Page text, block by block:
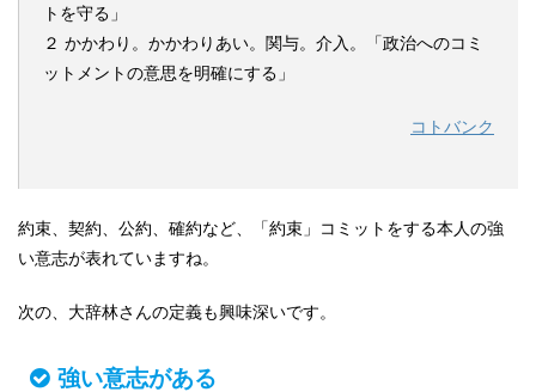
トを守る」
２ かかわり。かかわりあい。関与。介入。「政治へのコミ
ットメントの意思を明確にする」
コトバンク
約束、契約、公約、確約など、「約束」コミットをする本人の強
い意志が表れていますね。
次の、大辞林さんの定義も興味深いです。
強い意志がある